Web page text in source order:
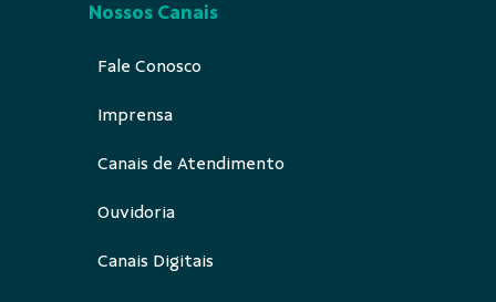
Nossos Canais
Fale Conosco
Imprensa
Canais de Atendimento
Ouvidoria
Canais Digitais